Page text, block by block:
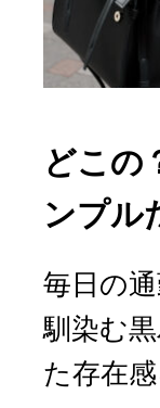
どこの
ンプル
毎日の
馴染む
た存在